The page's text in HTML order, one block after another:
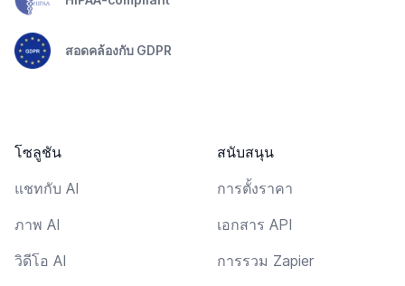
สอดคล้องกับ GDPR
โซลูชัน
แชทกับ AI
ภาพ AI
วิดีโอ AI
สนับสนุน
การตั้งราคา
เอกสาร API
การรวม Zapier